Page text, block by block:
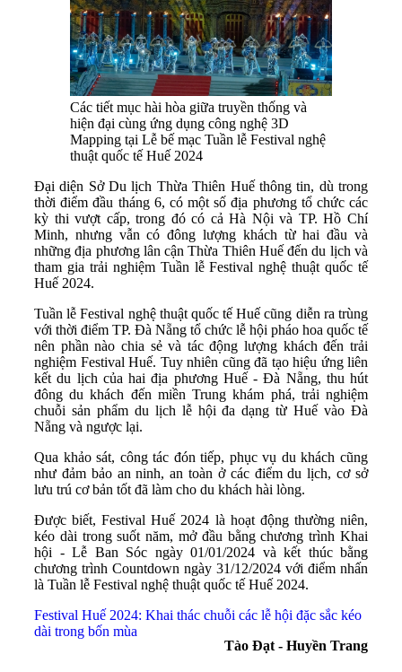
Các tiết mục hài hòa giữa truyền thống và
hiện đại cùng ứng dụng công nghệ 3D
Mapping tại Lễ bế mạc Tuần lễ Festival nghệ
thuật quốc tế Huế 2024
Đại diện Sở Du lịch Thừa Thiên Huế thông tin, dù trong
thời điểm đầu tháng 6, có một số địa phương tổ chức các
kỳ thi vượt cấp, trong đó có cả Hà Nội và TP. Hồ Chí
Minh, nhưng vẫn có đông lượng khách từ hai đầu và
những địa phương lân cận Thừa Thiên Huế đến du lịch và
tham gia trải nghiệm Tuần lễ Festival nghệ thuật quốc tế
Huế 2024.
Tuần lễ Festival nghệ thuật quốc tế Huế cũng diễn ra trùng
với thời điểm TP. Đà Nẵng tổ chức lễ hội pháo hoa quốc tế
nên phần nào chia sẻ và tác động lượng khách đến trải
nghiệm Festival Huế. Tuy nhiên cũng đã tạo hiệu ứng liên
kết du lịch của hai địa phương Huế - Đà Nẵng, thu hút
đông du khách đến miền Trung khám phá, trải nghiệm
chuỗi sản phẩm du lịch lễ hội đa dạng từ Huế vào Đà
Nẵng và ngược lại.
Qua khảo sát, công tác đón tiếp, phục vụ du khách cũng
như đảm bảo an ninh, an toàn ở các điểm du lịch, cơ sở
lưu trú cơ bản tốt đã làm cho du khách hài lòng.
Được biết, Festival Huế 2024 là hoạt động thường niên,
kéo dài trong suốt năm, mở đầu bằng chương trình Khai
hội - Lễ Ban Sóc ngày 01/01/2024 và kết thúc bằng
chương trình Countdown ngày 31/12/2024 với điểm nhấn
là Tuần lễ Festival nghệ thuật quốc tế Huế 2024.
Festival Huế 2024: Khai thác chuỗi các lễ hội đặc sắc kéo
dài trong bốn mùa
Tào Đạt - Huyền Trang